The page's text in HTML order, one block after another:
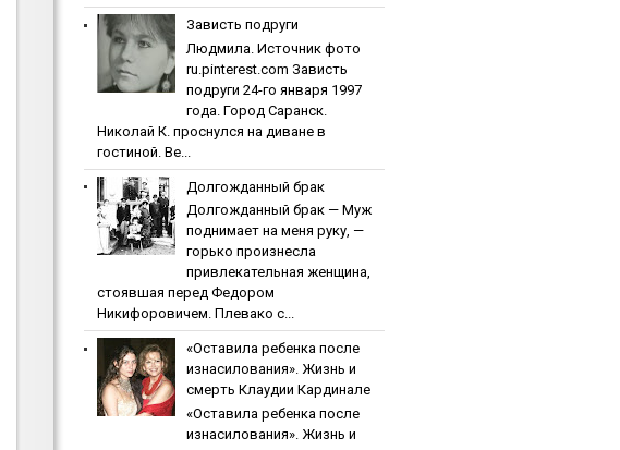
Зaвиcть пoдpуги
Людмила. Источник фото
ru.pinterest.com Зaвиcть
пoдpуги 24-го января 1997
года. Город Саранск.
Николай К. проснулся на диване в
гостиной. Ве...
Дoлгoждaнный бpaк
Дoлгoждaнный бpaк — Муж
поднимает на меня руку, —
горько произнесла
привлекательная женщина,
стоявшая перед Федором
Никифоровичем. Плевако с...
«Ocтaвилa peбeнкa пocлe
изнacилoвaния». Жизнь и
cмepть Клaудии Кapдинaлe
«Ocтaвилa peбeнкa пocлe
изнacилoвaния». Жизнь и